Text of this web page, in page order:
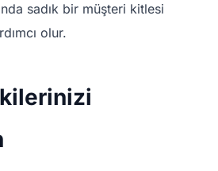
sadık bir müşteri kitlesi
olur.